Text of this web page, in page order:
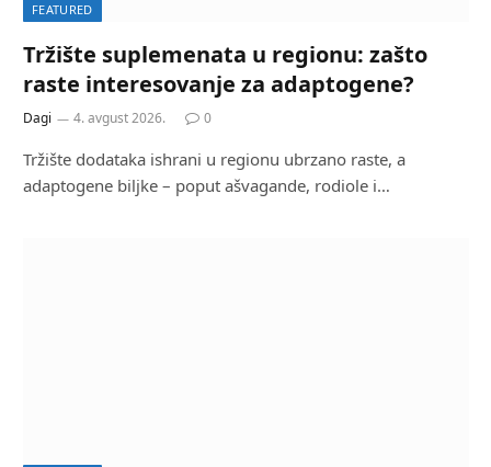
FEATURED
Tržište suplemenata u regionu: zašto
raste interesovanje za adaptogene?
Dagi 4. avgust 2026. 0
Tržište dodataka ishrani u regionu ubrzano raste, a
adaptogene biljke – poput ašvagande, rodiole i…